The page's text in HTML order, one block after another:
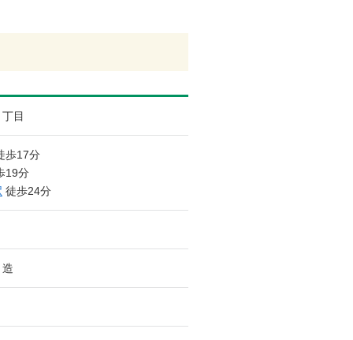
丁目
歩17分
19分
徒歩24分